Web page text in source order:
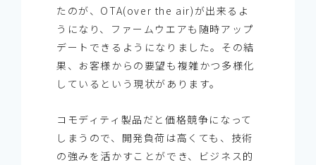
たのが、OTA(over the air)が出来るよ
うになり、ファームウエアも随時アップ
デートできるようになりました。その結
果、お客様からの要望も複雑かつ多様化
しているという現状があります。
コモディティ製品だと価格競争になって
しまうので、開発負荷は高くても、技術
の強みを活かすことができ、ビジネス的